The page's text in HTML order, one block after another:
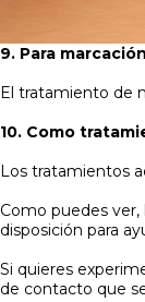
9. Para
El tratamiento de
10. Como
Los tratamientos
Como puedes
disposición para
Si quieres
de contacto que